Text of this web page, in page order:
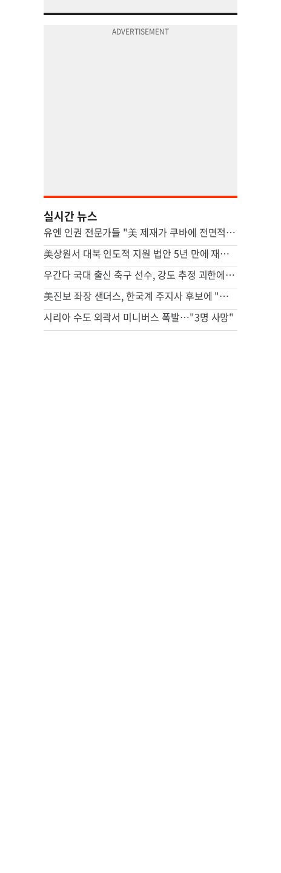
실시간 뉴스
유엔 인권 전문가들 "美 제재가 쿠바에 전면적 위기 초래"
美상원서 대북 인도적 지원 법안 5년 만에 재발의
우간다 국대 출신 축구 선수, 강도 추정 괴한에 피살
美진보 좌장 샌더스, 한국계 주지사 후보에 "공개지지 않겠다"
시리아 수도 외곽서 미니버스 폭발…"3명 사망"